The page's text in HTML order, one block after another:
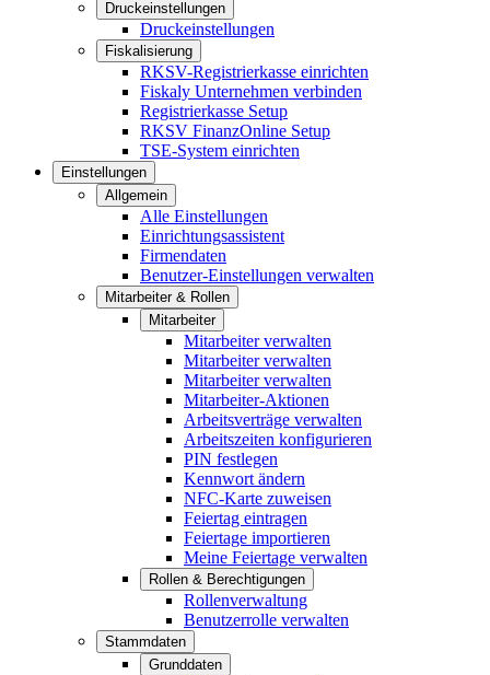
Druckeinstellungen
Druckeinstellungen
Fiskalisierung
RKSV-Registrierkasse einrichten
Fiskaly Unternehmen verbinden
Registrierkasse Setup
RKSV FinanzOnline Setup
TSE-System einrichten
Einstellungen
Allgemein
Alle Einstellungen
Einrichtungsassistent
Firmendaten
Benutzer-Einstellungen verwalten
Mitarbeiter & Rollen
Mitarbeiter
Mitarbeiter verwalten
Mitarbeiter verwalten
Mitarbeiter verwalten
Mitarbeiter-Aktionen
Arbeitsverträge verwalten
Arbeitszeiten konfigurieren
PIN festlegen
Kennwort ändern
NFC-Karte zuweisen
Feiertag eintragen
Feiertage importieren
Meine Feiertage verwalten
Rollen & Berechtigungen
Rollenverwaltung
Benutzerrolle verwalten
Stammdaten
Grunddaten